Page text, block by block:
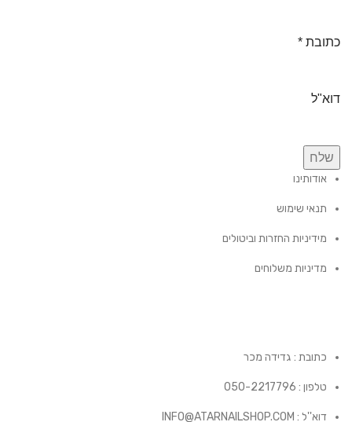
כתובת *
דוא"ל
שלח
אודותינו
תנאי שימוש
מידיניות החזרות וביטולים
מדיניות משלוחים
כתובת : גדידה מכר
טלפון : 050-2217796
דוא''ל : INFO@ATARNAILSHOP.COM